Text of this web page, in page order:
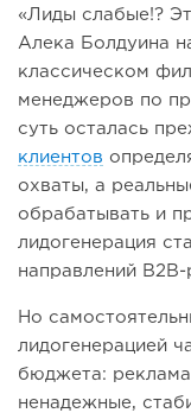
«Лиды слабые!?
Алека Болдуина
классическом
менеджеров по
суть осталась
клиентов
охваты, а
обрабатывать и
лидогенерация
направлений B2B-
Но
лидогенерацией
бюджета: реклама
ненадежные,